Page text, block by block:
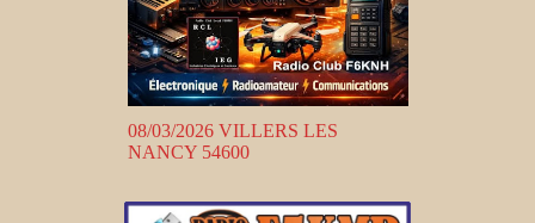
08/03/2026 VILLERS LES
NANCY 54600